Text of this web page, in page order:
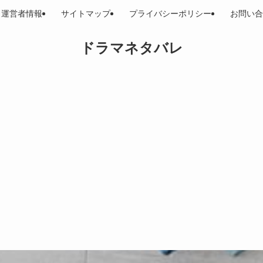
ドラマネタバレ
運営者情報 サイトマップ プライバシーポリシー お問い